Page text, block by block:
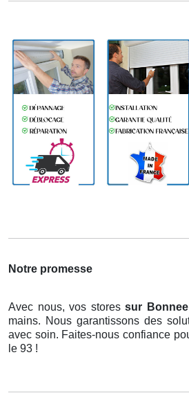
Notre promesse
Avec nous, vos storessur
mains. Nous garantissons des
avec soin. Faites-nous confiance
le 93 !